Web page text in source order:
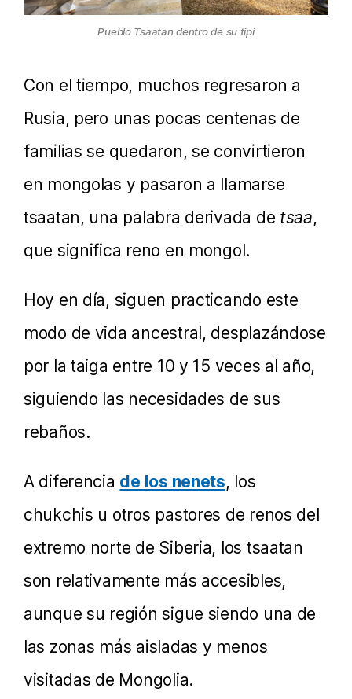
Pueblo Tsaatan dentro de su tipi
Con el tiempo, muchos regresaron a
Rusia, pero unas pocas centenas de
familias se quedaron, se convirtieron
en mongolas y pasaron a llamarse
tsaatan, una palabra derivada de tsaa,
que significa reno en mongol.
Hoy en día, siguen practicando este
modo de vida ancestral, desplazándose
por la taiga entre 10 y 15 veces al año,
siguiendo las necesidades de sus
rebaños.
A diferencia de los nenets, los
chukchis u otros pastores de renos del
extremo norte de Siberia, los tsaatan
son relativamente más accesibles,
aunque su región sigue siendo una de
las zonas más aisladas y menos
visitadas de Mongolia.